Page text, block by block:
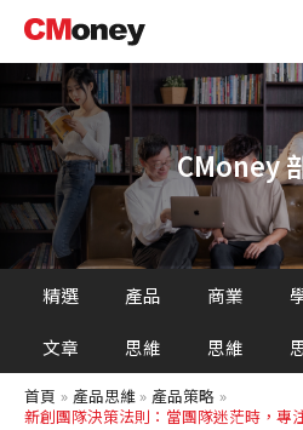
主
容
CMoney
精選
文章
產品
思維
商業
思維
首頁 產品思維
產品策略
新創團隊決策法則：當團隊迷茫時，專
尋